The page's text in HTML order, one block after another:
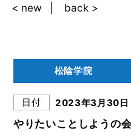
< new back >
松陰学院
日付 2023年3月30日
やりたいことしようの